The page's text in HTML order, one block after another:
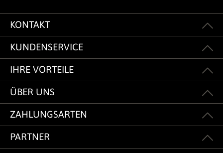
KONTAKT
KUNDENSERVICE
IHRE VORTEILE
ÜBER UNS
ZAHLUNGSARTEN
PARTNER